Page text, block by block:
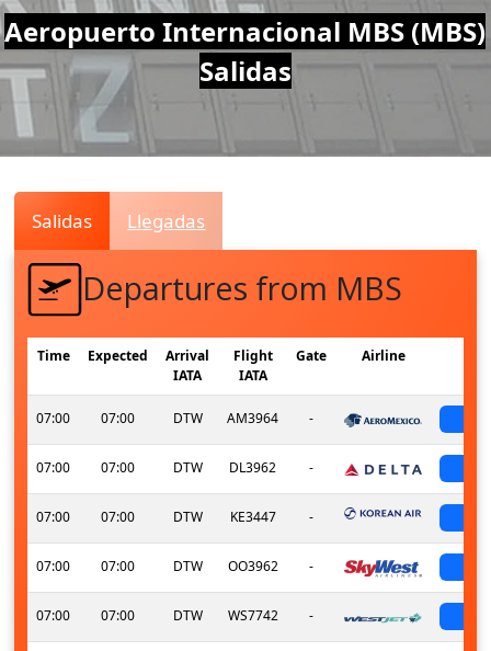
Air
Traffic
Live
Aeropuerto Internacional MBS (MBS)
Salidas
Salidas Llegadas
Departures from MBS
Time Expected
Arrival
IATA
Flight
IATA
Gate Airline
07:00 07:00 DTW AM3964 -
07:00 07:00 DTW DL3962 -
07:00 07:00 DTW KE3447 -
07:00 07:00 DTW OO3962 -
07:00 07:00 DTW WS7742 -